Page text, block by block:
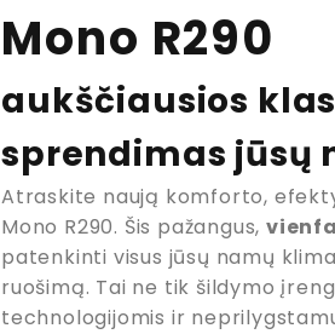
Mono R290
aukščiausios
sprendimas jūsų
Atraskite naują komforto,
Mono R290. Šis pažangus,
patenkinti visus jūsų namų
ruošimą. Tai ne tik šildymo
technologijomis ir